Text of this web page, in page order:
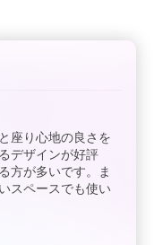
座り心地の良さを
デザインが好評
方が多いです。ま
スペースでも使い